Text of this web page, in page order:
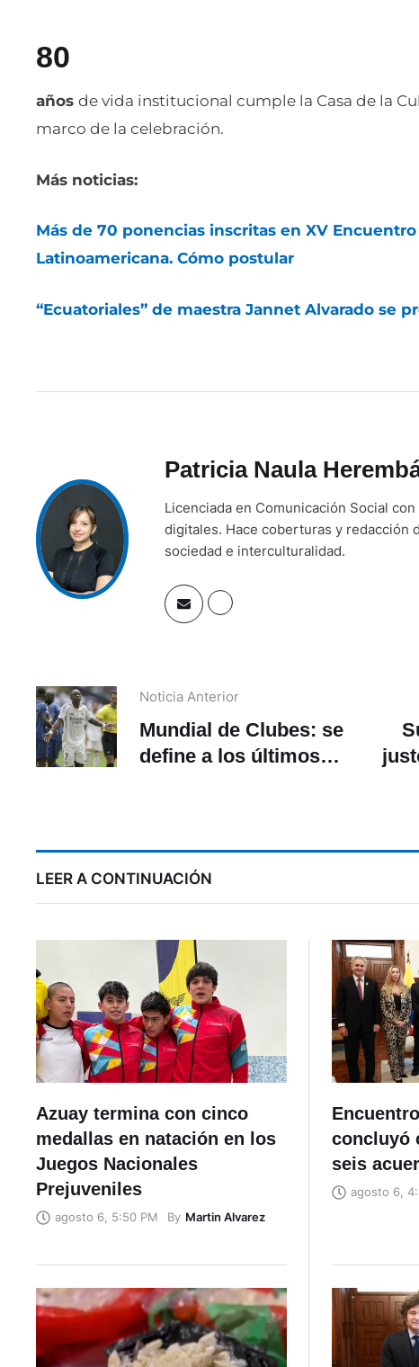
80
años de vida institucional cumple la Casa de la
marco de la celebración.
Más noticias:
Más de 70 ponencias inscritas en XV
Latinoamericana. Cómo postular
“Ecuatoriales” de maestra Jannet Alvarado se
Patricia Naula
Licenciada en Comunicación Social
digitales. Hace coberturas y redacción
sociedad e interculturalidad.
Noticia Anterior
Mundial de Clubes: se
define a los últimos
LEER A CONTINUACIÓN
Azuay termina con cinco
medallas en natación en los
Juegos Nacionales
Prejuveniles
agosto 6, 5:50 PM By Martin Alvarez
concluyó
seis
agosto 6,